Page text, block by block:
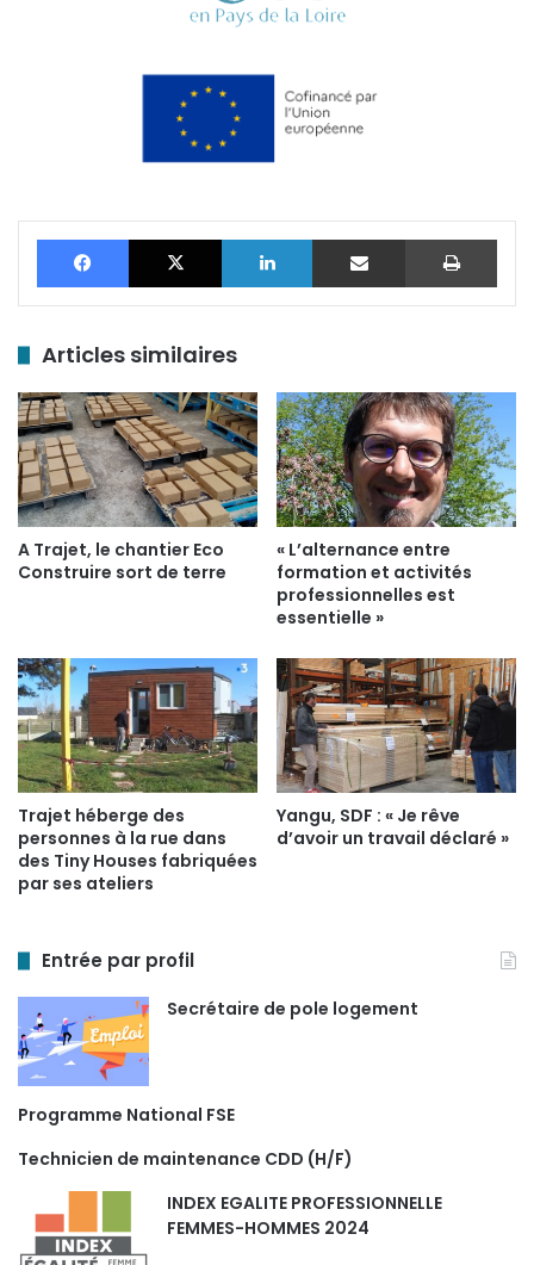
Facebook X Linkedin Partager par email
Articles similaires
A Trajet, le chantier Eco
Construire sort de terre
« L’alternance entre
formation et activités
professionnelles est
essentielle »
Trajet héberge des
personnes à la rue dans
des Tiny Houses fabriquées
par ses ateliers
Yangu, SDF : « Je rêve
d’avoir un travail déclaré »
Entrée par profil
Secrétaire de pole logement
Programme National FSE
Technicien de maintenance CDD (H/F)
INDEX EGALITE PROFESSIONNELLE
FEMMES-HOMMES 2024